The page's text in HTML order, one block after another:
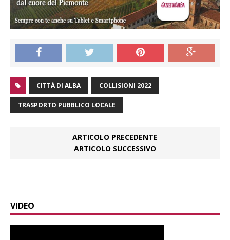
CITTÀ DI ALBA COLLISIONI 2022
TRASPORTO PUBBLICO LOCALE
ARTICOLO PRECEDENTE
ARTICOLO SUCCESSIVO
VIDEO